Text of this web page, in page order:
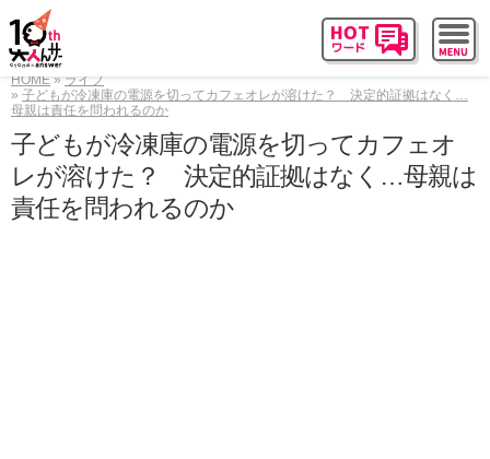
HOME
ライフ
子どもが冷凍庫の電源を切ってカフェオレが溶けた？ 決定的証拠はなく…
母親は責任を問われるのか
子どもが冷凍庫の電源を切ってカフェオ
レが溶けた？ 決定的証拠はなく…母親は
責任を問われるのか